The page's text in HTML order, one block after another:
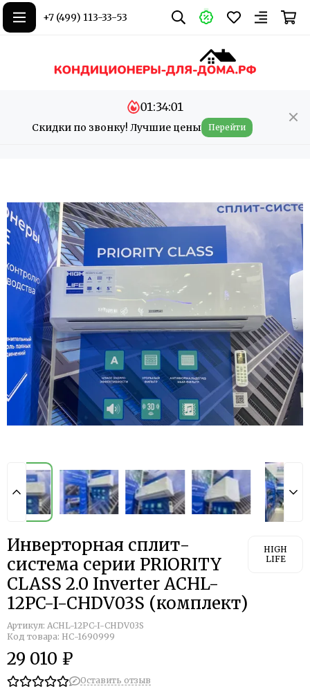
+7 (499) 113-33-53
Скидки по звонку! Лучшие цены
01:34:01
Перейти
Инверторная сплит-
система серии PRIORITY
CLASS 2.0 Inverter ACHL-
12PC-I-CHDV03S (комплект)
Артикул: ACHL-12PC-I-CHDV03S
Код товара: НС-1690999
29 010 ₽
HIGH
LIFE
Оставить отзыв